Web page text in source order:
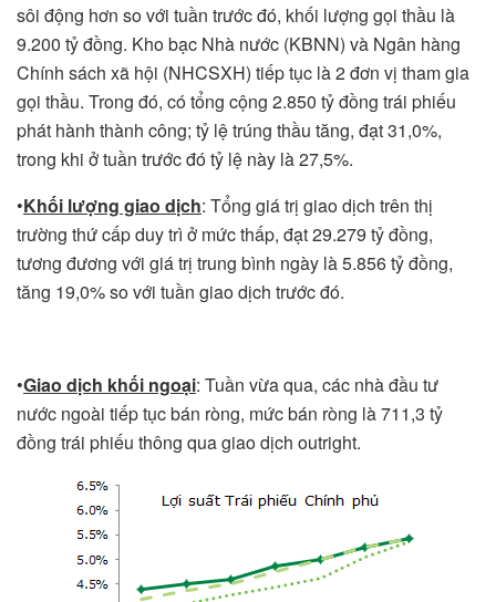
sôi động hơn so với tuần trước đó, khối lượng gọi thầu là
9.200 tỷ đồng. Kho bạc Nhà nước (KBNN) và Ngân hàng
Chính sách xã hội (NHCSXH) tiếp tục là 2 đơn vị tham gia
gọi thầu. Trong đó, có tổng cộng 2.850 tỷ đồng trái phiếu
phát hành thành công; tỷ lệ trúng thầu tăng, đạt 31,0%,
trong khi ở tuần trước đó tỷ lệ này là 27,5%.
•Khối lượng giao dịch: Tổng giá trị giao dịch trên thị
trường thứ cấp duy trì ở mức thấp, đạt 29.279 tỷ đồng,
tương đương với giá trị trung bình ngày là 5.856 tỷ đồng,
tăng 19,0% so với tuần giao dịch trước đó.
•Giao dịch khối ngoại: Tuần vừa qua, các nhà đầu tư
nước ngoài tiếp tục bán ròng, mức bán ròng là 711,3 tỷ
đồng trái phiếu thông qua giao dịch outright.